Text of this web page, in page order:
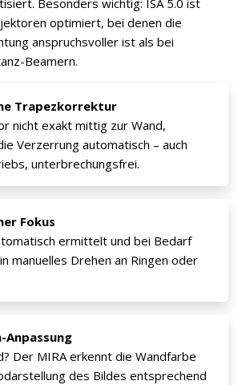
Besonders wichtig: ISA 5.0 ist
optimiert, bei denen die
anspruchsvoller ist als bei
Beamern.
Trapezkorrektur
nicht exakt mittig zur Wand,
Verzerrung automatisch – auch
unterbrechungsfrei.
Fokus
ermittelt und bei Bedarf
manuelles Drehen an Ringen oder
Anpassung
Der MIRA erkennt die Wandfarbe
des Bildes entsprechend